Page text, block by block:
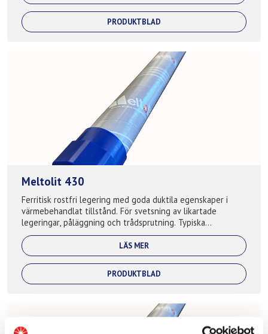
PRODUKTBLAD
Meltolit 430
Ferritisk rostfri legering med goda duktila egenskaper i
värmebehandlat tillstånd. För svetsning av likartade
legeringar, påläggning och trådsprutning. Typiska
applikationer: Avgassystem, gjutva...
LÄS MER
PRODUKTBLAD